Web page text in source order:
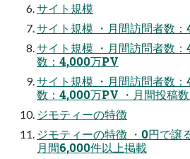
サイト規模
サイト規模 ・月間訪問者数
サイト規模 ・月間訪問者数
数：4,000万PV
サイト規模 ・月間訪問者数
数：4,000万PV ・月間投稿
ジモティーの特徴
ジモティーの特徴 ・0円で譲
月間6,000件以上掲載